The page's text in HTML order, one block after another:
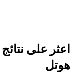
اعثر على
هوتل